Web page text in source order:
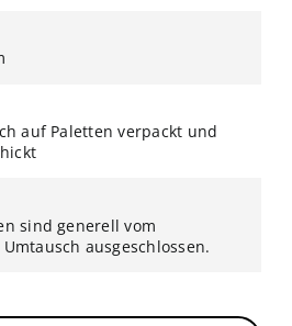
auf Paletten verpackt und
sind generell vom
ausgeschlossen.